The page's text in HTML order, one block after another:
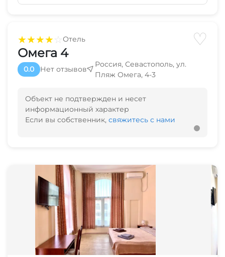
★★★★☆Отель ♡
Омега 4
0.0 Нет отзывов
Россия, Севастополь, ул.
Пляж Омега, 4-3
Объект не подтвержден и несет
информационный характер
Если вы собственник, свяжитесь с нами